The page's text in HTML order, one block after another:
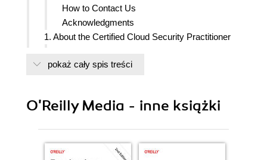
How to Contact Us
Acknowledgments
1. About the Certified Cloud Security Practitioner
Historical Context
About the CCSP and Topics
Domain 2: Cloud Data Security
pokaż cały spis treści
O'Reilly Media - inne książki